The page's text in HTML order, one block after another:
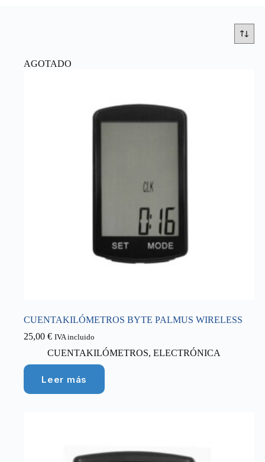
AGOTADO
CUENTAKILÓMETROS BYTE PALMUS WIRELESS
25,00 € IVA incluido
CUENTAKILÓMETROS, ELECTRÓNICA
Leer más